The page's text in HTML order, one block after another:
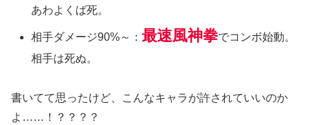
あわよくば死。
相手ダメージ90%～：最速風神拳でコンボ始動。
相手は死ぬ。
書いてて思ったけど、こんなキャラが許されていいのか
よ……！？？？？